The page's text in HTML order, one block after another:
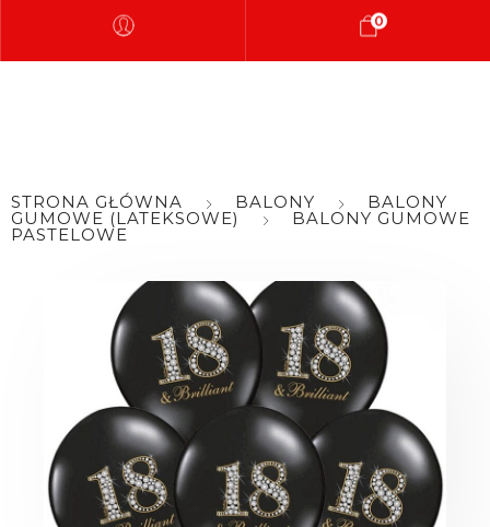
0
STRONA GŁÓWNA BALONY BALONY
GUMOWE (LATEKSOWE) BALONY GUMOWE
PASTELOWE